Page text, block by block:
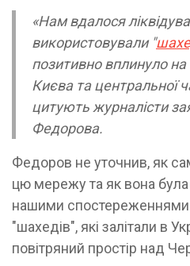
«Нам вдалося
використовували "
позитивно вплинуло на
Києва та центральної
цитують журналісти
Федорова.
Федоров не уточнив, як
цю мережу та як вона була
нашими спостереженнями
"шахедів", які залітали в
повітряний простір над